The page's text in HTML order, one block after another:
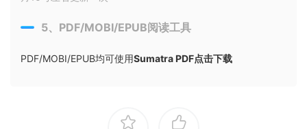
5、PDF/MOBI/EPUB阅读工具
PDF/MOBI/EPUB均可使用Sumatra PDF点击下载